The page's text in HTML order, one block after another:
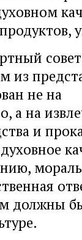
из
не на
а на
и
должны